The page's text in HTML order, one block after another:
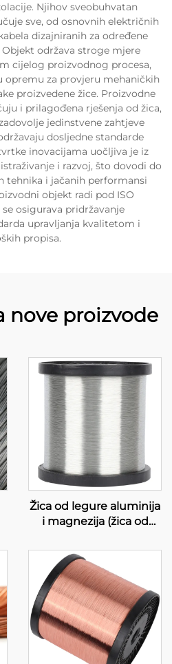
Njihov sveobuhvatan
sve, od osnovnih električnih
dizajniranih za određene
održava stroge mjere
cijelog proizvodnog procesa,
opremu za provjeru mehaničkih
proizvedene žice. Proizvodne
i prilagođena rješenja od žica,
jedinstvene zahtjeve
dosljedne standarde
inovacijama uočljiva je iz
i razvoj, što dovodi do
tehnika i jačanih performansi
objekt radi pod ISO
osigurava pridržavanje
upravljanja kvalitetom i
propisa.
nove proizvode
Žica od legure aluminija
i magnezija (žica od